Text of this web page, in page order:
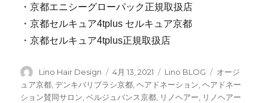
・京都エニシーグローパック正規取扱店
・京都セルキュア4tplus セルキュア京都
・京都セルキュア4tplus正規取扱店
投
稿
者
Lino Hair Design
投
稿
日:
4月 13, 2021
カ
テ
ゴ
Lino BLOG
タ
グ
オージ
ュア京都 ,デンキバリブラシ京都 ,ヘアドネーション ,ヘアドネー
ション賛同サロン ,ベルジュバンス京都 リノヘアー
リノヘアー